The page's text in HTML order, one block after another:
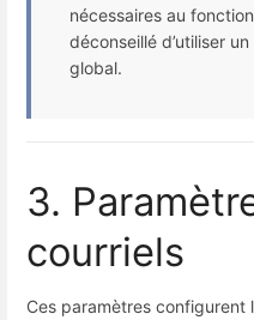
nécessaires au
déconseillé d’utiliser
global.
3.
courriels
Ces paramètres configurent